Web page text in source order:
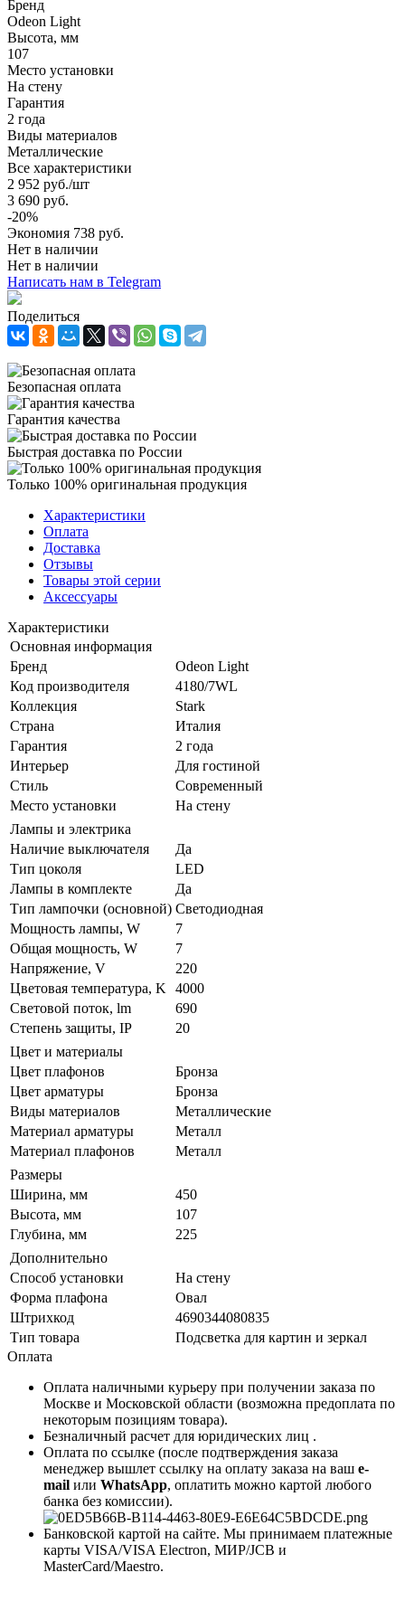
Бренд
Odeon Light
Высота, мм
107
Место установки
На стену
Гарантия
2 года
Виды материалов
Металлические
Все характеристики
2 952 руб./шт
3 690 руб.
-20%
Экономия 738 руб.
Нет в наличии
Нет в наличии
Написать нам в Telegram
Поделиться
Безопасная оплата
Гарантия качества
Быстрая доставка по России
Только 100% оригинальная продукция
Характеристики
Оплата
Доставка
Отзывы
Товары этой серии
Аксессуары
Характеристики
Основная информация
Бренд
Odeon Light
Код производителя
4180/7WL
Коллекция
Stark
Страна
Италия
Гарантия
2 года
Интерьер
Для гостиной
Стиль
Современный
Место установки
На стену
Лампы и электрика
Наличие выключателя
Да
Тип цоколя
LED
Лампы в комплекте
Да
Тип лампочки (основной) Светодиодная
Мощность лампы, W
7
Общая мощность, W
7
Напряжение, V
220
Цветовая температура, K
4000
Световой поток, lm
690
Степень защиты, IP
20
Цвет и материалы
Цвет плафонов
Бронза
Цвет арматуры
Бронза
Виды материалов
Металлические
Материал арматуры
Металл
Материал плафонов
Металл
Размеры
Ширина, мм
450
Высота, мм
107
Глубина, мм
225
Дополнительно
Способ установки
На стену
Форма плафона
Овал
Штрихкод
4690344080835
Тип товара
Подсветка для картин и зеркал
Оплата
Оплата наличными курьеру при получении заказа по
Москве и Московской области (возможна предоплата по
некоторым позициям товара).
Безналичный расчет для юридических лиц .
Оплата по ссылке (после подтверждения заказа
менеджер вышлет ссылку на оплату заказа на ваш e-
mail или WhatsApp, оплатить можно картой любого
банка без комиссии).
Банковской картой на сайте. Мы принимаем платежные
карты VISA/VISA Electron, МИР/JCB и
MasterCard/Maestro.